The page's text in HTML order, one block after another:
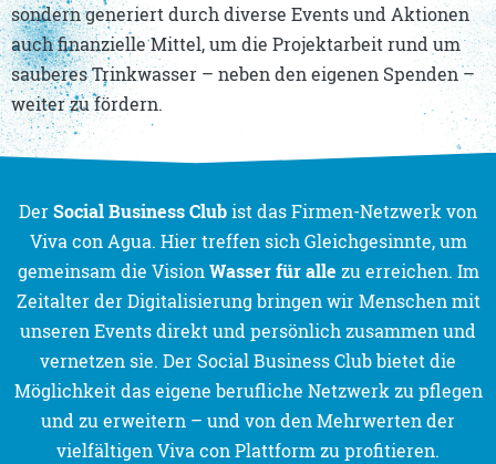
sondern generiert durch diverse Events und Aktionen
auch finanzielle Mittel, um die Projektarbeit rund um
sauberes Trinkwasser – neben den eigenen Spenden –
weiter zu fördern.
DerSocial Business Clubist das Firmen-Netzwerk von
Viva con Agua. Hier treffen sich Gleichgesinnte, um
gemeinsam die VisionWasser für alle zu erreichen. Im
Zeitalter der Digitalisierung bringen wir Menschen mit
unseren Events direkt und persönlich zusammen und
vernetzen sie. Der Social Business Club bietet die
Möglichkeit das eigene berufliche Netzwerk zu pflegen
und zu erweitern – und von den Mehrwerten der
vielfältigen Viva con Plattform zu profitieren.